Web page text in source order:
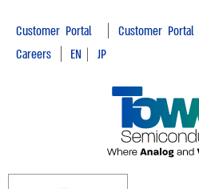
Customer Portal| Customer Portal
Careers | EN | JP